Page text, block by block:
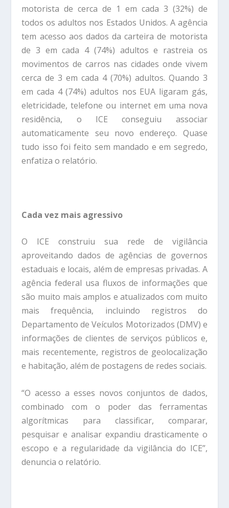
motorista de cerca de 1 em cada 3 (32%) de
todos os adultos nos Estados Unidos. A agência
tem acesso aos dados da carteira de motorista
de 3 em cada 4 (74%) adultos e rastreia os
movimentos de carros nas cidades onde vivem
cerca de 3 em cada 4 (70%) adultos. Quando 3
em cada 4 (74%) adultos nos EUA ligaram gás,
eletricidade, telefone ou internet em uma nova
residência, o ICE conseguiu associar
automaticamente seu novo endereço. Quase
tudo isso foi feito sem mandado e em segredo,
enfatiza o relatório.
Cada vez mais agressivo
O ICE construiu sua rede de vigilância
aproveitando dados de agências de governos
estaduais e locais, além de empresas privadas. A
agência federal usa fluxos de informações que
são muito mais amplos e atualizados com muito
mais frequência, incluindo registros do
Departamento de Veículos Motorizados (DMV) e
informações de clientes de serviços públicos e,
mais recentemente, registros de geolocalização
e habitação, além de postagens de redes sociais.
“O acesso a esses novos conjuntos de dados,
combinado com o poder das ferramentas
algorítmicas para classificar, comparar,
pesquisar e analisar expandiu drasticamente o
escopo e a regularidade da vigilância do ICE”,
denuncia o relatório.